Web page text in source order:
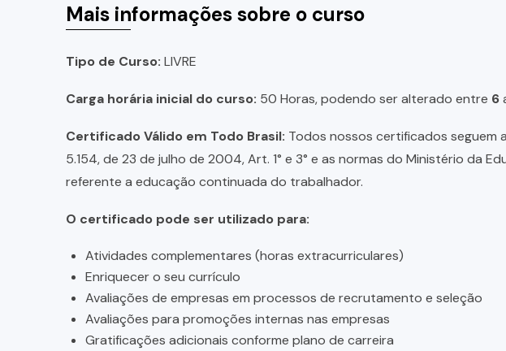
Mais informações sobre o curso
Tipo de Curso: LIVRE
Carga horária inicial do curso: 50 Horas, podendo ser alterado entre 6
Certificado Válido em Todo Brasil: Todos nossos certificados seguem
5.154, de 23 de julho de 2004, Art. 1° e 3° e as normas do Ministério da
referente a educação continuada do trabalhador.
O certificado pode ser utilizado para:
Atividades complementares (horas extracurriculares)
Enriquecer o seu currículo
Avaliações de empresas em processos de recrutamento e seleção
Avaliações para promoções internas nas empresas
Gratificações adicionais conforme plano de carreira